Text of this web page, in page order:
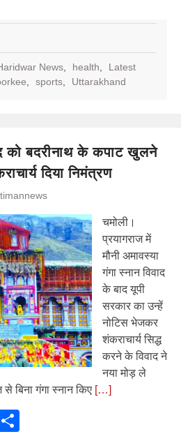
News health
Latest
sports Uttarakhand
को बदरीनाथ के कपाट खुलने
दिया निमंत्रण
चमोली।
प्रयागराज में
मौनी अमावस्या
गंगा स्नान विवाद
के बाद यूपी
सरकार का उन्हें
नोटिस भेजकर
शंकराचार्य सिद्ध
करने के विवाद ने
नया मोड़ ले
बिना गंगा स्नान किए […]
Gmail